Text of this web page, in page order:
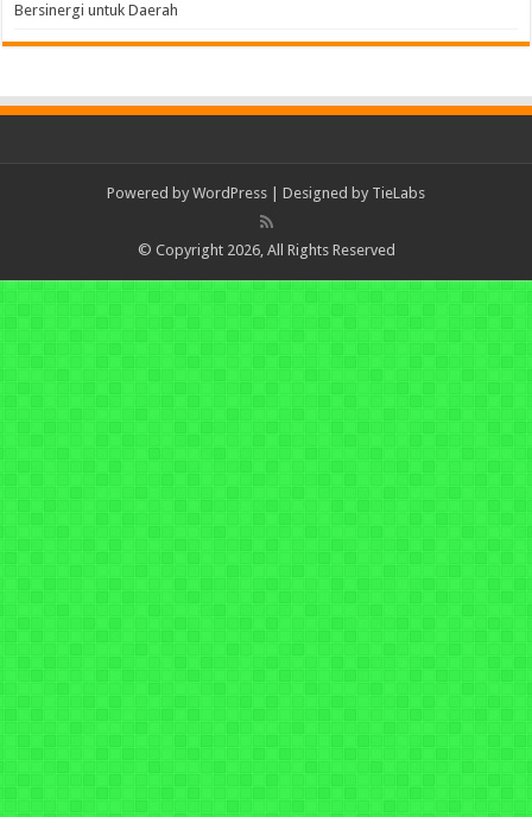
Bersinergi untuk Daerah
Powered by WordPress | Designed by TieLabs
© Copyright 2026, All Rights Reserved